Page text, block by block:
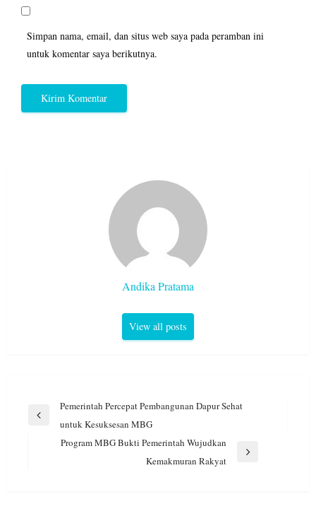
Simpan nama, email, dan situs web saya pada peramban ini
untuk komentar saya berikutnya.
Andika Pratama
View all posts
Navigasi
Previous
Pemerintah Percepat Pembangunan Dapur Sehat
untuk Kesuksesan MBG
Program MBG Bukti Pemerintah Wujudkan
Kemakmuran Rakyat